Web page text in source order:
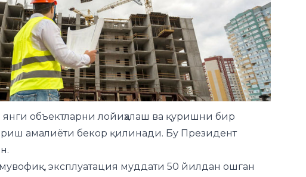
объектларни лойиҳалаш ва қуришни бир
амалиёти бекор қилинади. Бу Президент
эксплуатация муддати 50 йилдан ошган